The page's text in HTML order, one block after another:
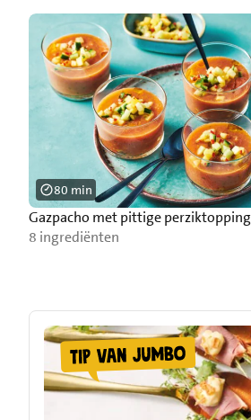
Gazpacho met pittige perziktopping
8 ingrediënten
80 min